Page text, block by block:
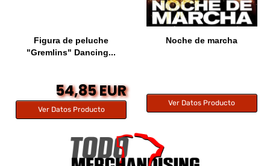
Figura de peluche
"Gremlins" Dancing...
54,85 EUR
Ver Datos Producto
Noche de marcha
Ver Datos Producto